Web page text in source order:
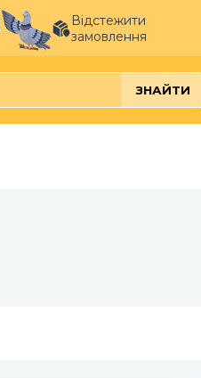
Відстежити
замовлення
ЗНАЙТИ